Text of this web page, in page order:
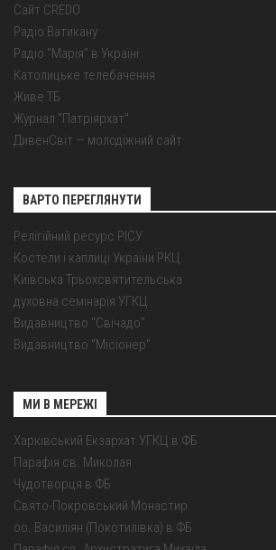
Сайт CREDO
Радіо Ватикану
Радіо "Марія" в Україні
Католицьке телебачення
Живе ТБ
Журнал "Патріярхат"
ДивенСвіт — молодіжний сайт
ВАРТО ПЕРЕГЛЯНУТИ
Релігійний ресурс РІСУ
Костели і каплиці України РКЦ
Київська Трьохсвятительська
духовна семінарія УГКЦ
Видавництво "Свічадо"
Видавництво "Місіонер"
МИ В МЕРЕЖІ
Харківський Екзархат УГКЦ в ФБ
Парафія св. Миколая
Чудотворця в ФБ
Свято-Покровський Монастир
оо. Василіян (Покотилівка) в ФБ